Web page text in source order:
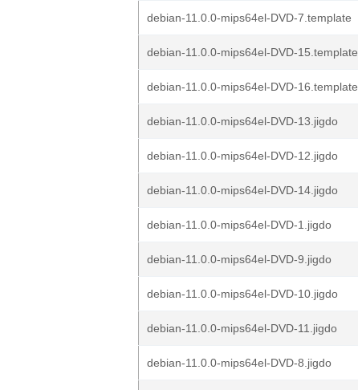
debian-11.0.0-mips64el-DVD-7.template
debian-11.0.0-mips64el-DVD-15.template
debian-11.0.0-mips64el-DVD-16.template
debian-11.0.0-mips64el-DVD-13.jigdo
debian-11.0.0-mips64el-DVD-12.jigdo
debian-11.0.0-mips64el-DVD-14.jigdo
debian-11.0.0-mips64el-DVD-1.jigdo
debian-11.0.0-mips64el-DVD-9.jigdo
debian-11.0.0-mips64el-DVD-10.jigdo
debian-11.0.0-mips64el-DVD-11.jigdo
debian-11.0.0-mips64el-DVD-8.jigdo